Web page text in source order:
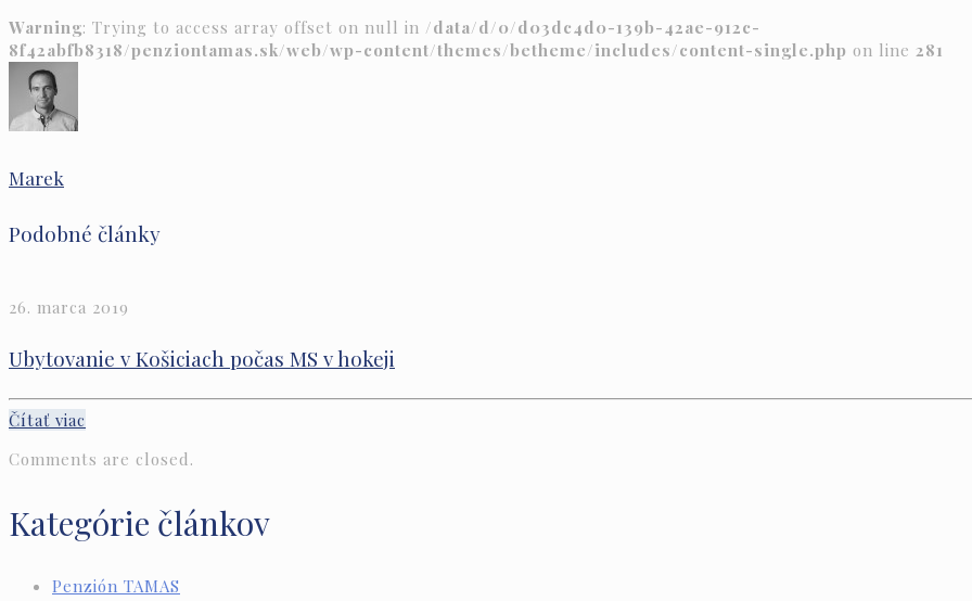
Warning: Trying to access array offset on null in /data/d/0/d03dc4d0-139b-42ae-912c-
8f42abfb8318/penziontamas.sk/web/wp-content/themes/betheme/includes/content-single.php on line 281
Marek
Podobné články
26. marca 2019
Ubytovanie v Košiciach počas MS v hokeji
Čítať viac
Comments are closed.
Kategórie článkov
Penzión TAMAS